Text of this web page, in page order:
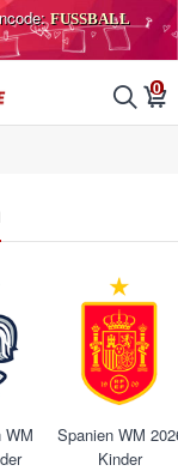
FUSSBALL
󰂨 0
󰃦
WM
Spanien WM
Kinder